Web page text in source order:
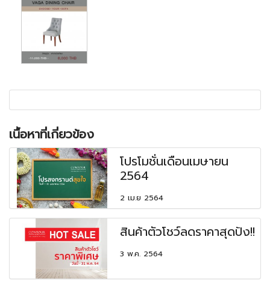
เนื้อหาที่เกี่ยวข้อง
โปรโมชั่นเดือนเมษายน
2564
2 เม.ย 2564
สินค้าตัวโชว์ลดราคาสุดปัง!!
3 พ.ค. 2564